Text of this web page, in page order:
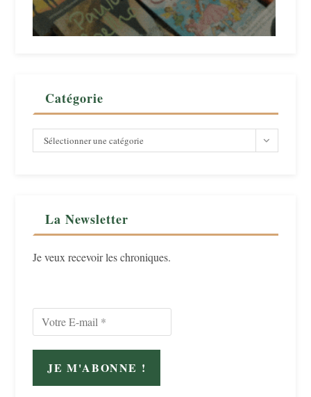
Catégorie
Catégorie
Sélectionner une catégorie
La Newsletter
Je veux recevoir les chroniques.